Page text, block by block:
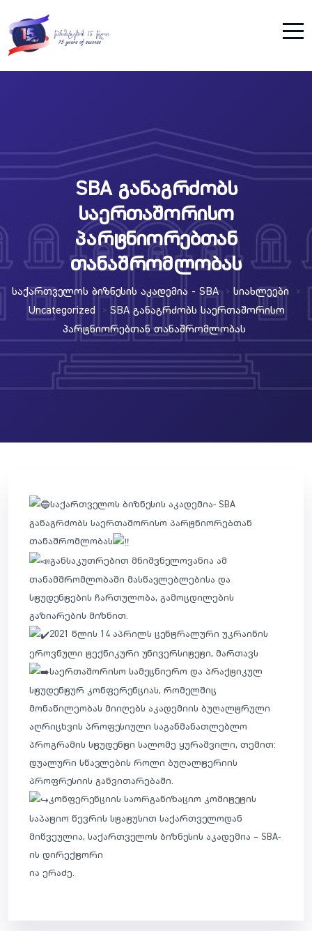
SBA განაგრძობს
საერთაშორისო
პარტნიორებთან
თანაშრომლობას
Საქართველოს Ბიზნესის Აკადემია - SBA > Სიახლეები >
Uncategorized > SBA Განაგრძობს Საერთაშორისო
Პარტნიორებთან Თანაშრომლობას
საქართველოს ბიზნესის აკადემია- SBA
განაგრძობს საერთაშორისო პარტნიორებთან
თანაშრომლობას
განსაკუთრებით მნიშვნელოვანია ამ
თანამშრომლობაში მასწავლებლებისა და
სტუდენტების ჩართულობა, გამოცდილების
გაზიარების მიზნით.
2021 წლის 14 აპრილს ცენტრალური უკრაინის
ეროვნული ტექნიკური უნივერსიტეტი, მართავს
საერთაშორისო სამეცნიერო და პრაქტიკულ
სტუდენტურ კონფერენციას, რომელშიც
მონაწილეობას მიიღებს აკადემიის ბუღალტრული
აღრიცხვის პროფესიული საგანმანათლებლო
პროგრამის სტუდენტი სალომე ყურაშვილი, თემით:
დუალური სწავლების როლი ბუღალტერიის
პროფრესიის განვითარებაში.
კონფერენციის საორგანიზაციო კომიტეტის
საპატიო წევრის სტატუსით საქართველოდან
მიწვეულია, საქართველოს ბიზნესის აკადემია – SBA-
ის დირექტორი
ია ერაძე.